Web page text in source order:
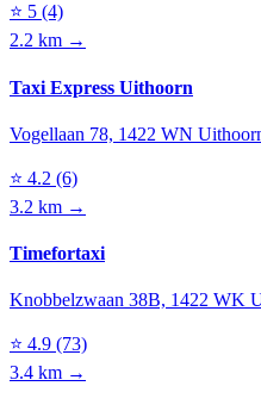
⭐ 5 (4)
2.2 km →
Taxi Express Uithoorn
Vogellaan 78, 1422 WN
⭐ 4.2 (6)
3.2 km →
Timefortaxi
Knobbelzwaan 38B, 1422 WK
⭐ 4.9 (73)
3.4 km →